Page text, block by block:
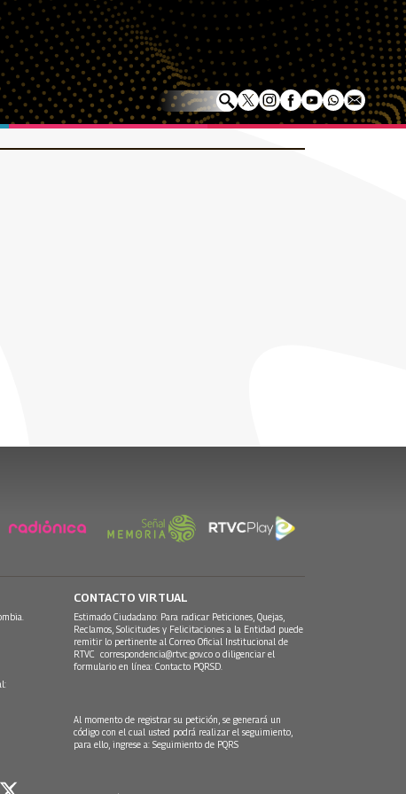
CONTACTO VIRTUAL
Estimado Ciudadano: Para radicar Peticiones, Quejas,
Reclamos, Solicitudes y Felicitaciones a la Entidad puede
remitir lo pertinente al Correo Oficial Institucional de
RTVC correspondencia@rtvc.gov.co o diligenciar el
formulario en línea: Contacto PQRSD.
Al momento de registrar su petición, se generará un
código con el cual usted podrá realizar el seguimiento,
para ello, ingrese a: Seguimiento de PQRS